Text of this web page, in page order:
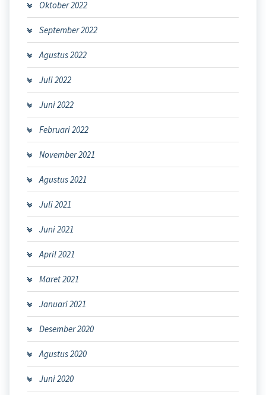
Oktober 2022
September 2022
Agustus 2022
Juli 2022
Juni 2022
Februari 2022
November 2021
Agustus 2021
Juli 2021
Juni 2021
April 2021
Maret 2021
Januari 2021
Desember 2020
Agustus 2020
Juni 2020